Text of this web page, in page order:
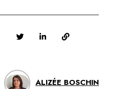
ALIZÉE BOSCHIN